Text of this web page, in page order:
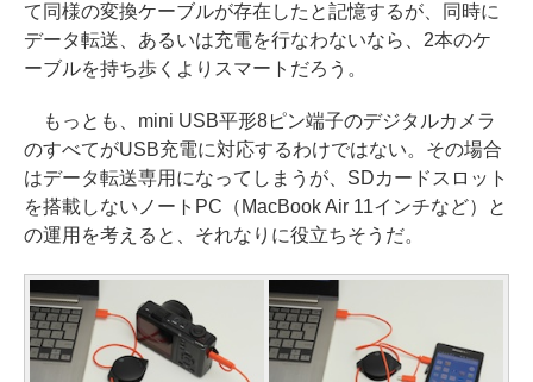
て同様の変換ケーブルが存在したと記憶するが、同時に
データ転送、あるいは充電を行なわないなら、2本のケ
ーブルを持ち歩くよりスマートだろう。
もっとも、mini USB平形8ピン端子のデジタルカメラ
のすべてがUSB充電に対応するわけではない。その場合
はデータ転送専用になってしまうが、SDカードスロット
を搭載しないノートPC（MacBook Air 11インチなど）と
の運用を考えると、それなりに役立ちそうだ。